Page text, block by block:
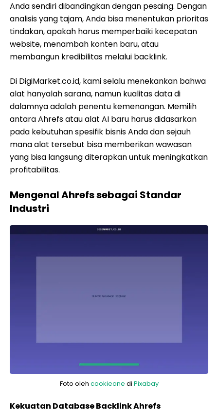
Anda sendiri dibandingkan dengan pesaing. Dengan
analisis yang tajam, Anda bisa menentukan prioritas
tindakan, apakah harus memperbaiki kecepatan
website, menambah konten baru, atau
membangun kredibilitas melalui backlink.
Di DigiMarket.co.id, kami selalu menekankan bahwa
alat hanyalah sarana, namun kualitas data di
dalamnya adalah penentu kemenangan. Memilih
antara Ahrefs atau alat AI baru harus didasarkan
pada kebutuhan spesifik bisnis Anda dan sejauh
mana alat tersebut bisa memberikan wawasan
yang bisa langsung diterapkan untuk meningkatkan
profitabilitas.
Mengenal Ahrefs sebagai Standar
Industri
Foto oleh cookieone di Pixabay
Kekuatan Database Backlink Ahrefs